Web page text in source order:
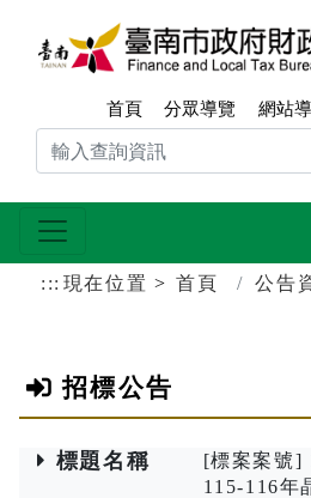
跳到主要內容區塊
首頁 分眾導覽 網站
::: 現在位置 首頁 公告
招標公告
標題名稱
[標案案號]
115-116年